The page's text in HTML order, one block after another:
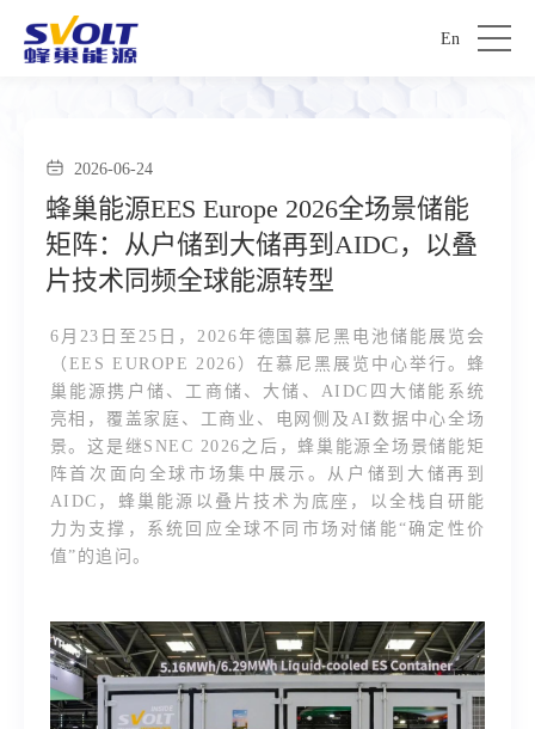
En
2026-06-24
蜂巢能源EES Europe 2026全场景储能
矩阵：从户储到大储再到AIDC，以叠
片技术同频全球能源转型
6月23日至25日，2026年德国慕尼黑电池储能展览会
（EES EUROPE 2026）在慕尼黑展览中心举行。蜂
巢能源携户储、工商储、大储、AIDC四大储能系统
亮相，覆盖家庭、工商业、电网侧及AI数据中心全场
景。这是继SNEC 2026之后，蜂巢能源全场景储能矩
阵首次面向全球市场集中展示。从户储到大储再到
AIDC，蜂巢能源以叠片技术为底座，以全栈自研能
力为支撑，系统回应全球不同市场对储能“确定性价
值”的追问。